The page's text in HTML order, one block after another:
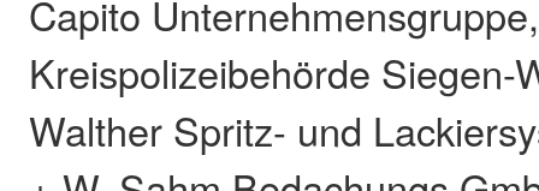
Capito
Kreispolizeibehörde Siegen-
Walther Spritz- und